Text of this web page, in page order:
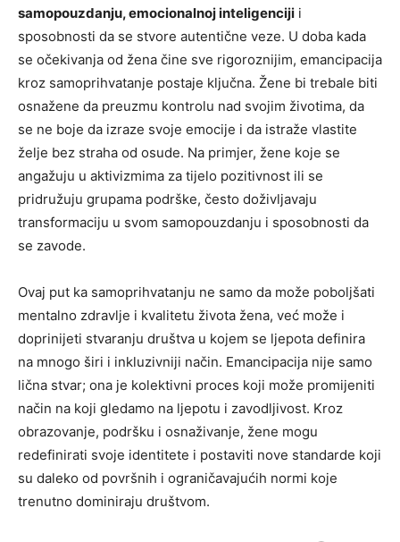
samopouzdanju, emocionalnoj inteligenciji i
sposobnosti da se stvore autentične veze. U doba kada
se očekivanja od žena čine sve rigoroznijim, emancipacija
kroz samoprihvatanje postaje ključna. Žene bi trebale biti
osnažene da preuzmu kontrolu nad svojim životima, da
se ne boje da izraze svoje emocije i da istraže vlastite
želje bez straha od osude. Na primjer, žene koje se
angažuju u aktivizmima za tijelo pozitivnost ili se
pridružuju grupama podrške, često doživljavaju
transformaciju u svom samopouzdanju i sposobnosti da
se zavode.
Ovaj put ka samoprihvatanju ne samo da može poboljšati
mentalno zdravlje i kvalitetu života žena, već može i
doprinijeti stvaranju društva u kojem se ljepota definira
na mnogo širi i inkluzivniji način. Emancipacija nije samo
lična stvar; ona je kolektivni proces koji može promijeniti
način na koji gledamo na ljepotu i zavodljivost. Kroz
obrazovanje, podršku i osnaživanje, žene mogu
redefinirati svoje identitete i postaviti nove standarde koji
su daleko od površnih i ograničavajućih normi koje
trenutno dominiraju društvom.